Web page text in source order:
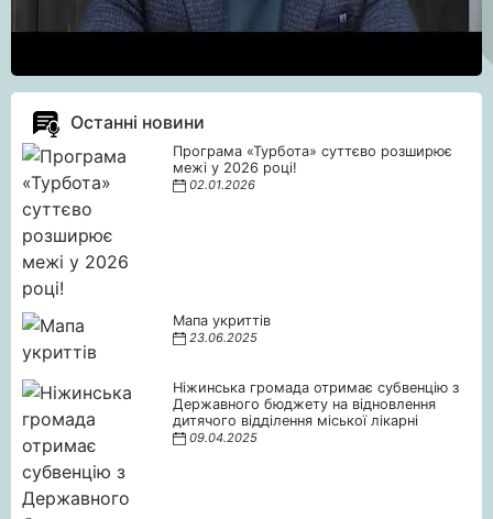
Останні новини
Програма «Турбота» суттєво розширює
межі у 2026 році!
02.01.2026
Мапа укриттів
23.06.2025
Ніжинська громада отримає субвенцію з
Державного бюджету на відновлення
дитячого відділення міської лікарні
09.04.2025